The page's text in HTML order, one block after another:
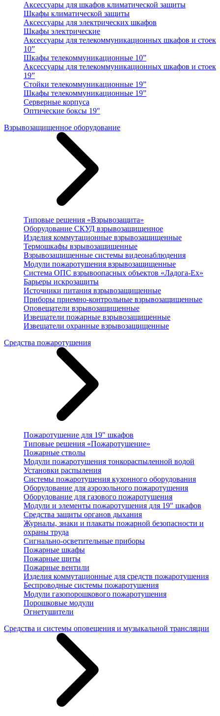
Аксессуары для шкафов климатической защиты
Шкафы климатической защиты
Аксессуары для электрических шкафов
Шкафы электрические
Аксессуары для телекоммуникационных шкафов и стоек
10”
Шкафы телекоммуникационные 10”
Аксессуары для телекоммуникационных шкафов и стоек
19”
Стойки телекоммуникационные 19”
Шкафы телекоммуникационные 19”
Серверные корпуса
Оптические боксы 19"
Взрывозащищенное оборудование
Типовые решения «Взрывозащита»
Оборудование СКУД взрывозащищенное
Изделия коммутационные взрывозащищенные
Термошкафы взрывозащищенные
Взрывозащищенные системы видеонаблюдения
Модули пожаротушения взрывозащищенные
Система ОПС взрывоопасных объектов «Ладога-Ex»
Барьеры искрозащиты
Источники питания взрывозащищенные
Приборы приемно-контрольные взрывозащищенные
Оповещатели взрывозащищенные
Извещатели пожарные взрывозащищенные
Извещатели охранные взрывозащищенные
Средства пожаротушения
Пожаротушение для 19" шкафов
Типовые решения «Пожаротушение»
Пожарные стволы
Модули пожаротушения тонкораспыленной водой
Установки распыления
Системы пожаротушения кухонного оборудования
Оборудование для аэрозольного пожаротушения
Оборудование для газового пожаротушения
Модули и элементы пожаротушения для 19" шкафов
Средства защиты органов дыхания
Журналы, знаки и плакаты пожарной безопасности и
охраны труда
Сигнально-осветительные приборы
Пожарные шкафы
Пожарные щиты
Пожарные вентили
Изделия коммутационные для средств пожаротушения
Беспроводные системы пожаротушения
Модули газопорошкового пожаротушения
Порошковые модули
Огнетушители
Средства и системы оповещения и музыкальной трансляции